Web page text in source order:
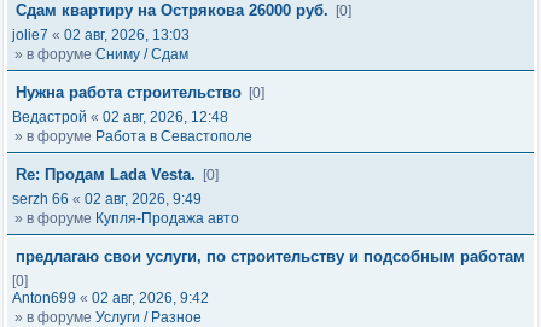
Сдам квартиру на Острякова 26000 руб.
[0]
jolie7 « 02 авг, 2026, 13:03
» в форуме Сниму / Сдам
Нужна работа строительство [0]
Ведастрой « 02 авг, 2026, 12:48
» в форуме Работа в Севастополе
Re: Продам Lada Vesta.
[0]
serzh 66 « 02 авг, 2026, 9:49
» в форуме Купля-Продажа авто
предлагаю свои услуги, по строительству и подсобным работам
[0]
Anton699 « 02 авг, 2026, 9:42
» в форуме Услуги / Разное